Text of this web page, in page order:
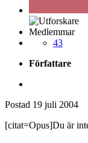
Medlemmar
43
Författare
Postad 19 juli 2004
[citat=Opus]Du är